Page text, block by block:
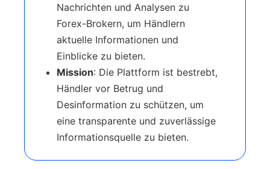
Nachrichten und Analysen zu
Forex-Brokern, um Händlern
aktuelle Informationen und
Einblicke zu bieten.
Mission: Die Plattform ist bestrebt,
Händler vor Betrug und
Desinformation zu schützen, um
eine transparente und zuverlässige
Informationsquelle zu bieten.